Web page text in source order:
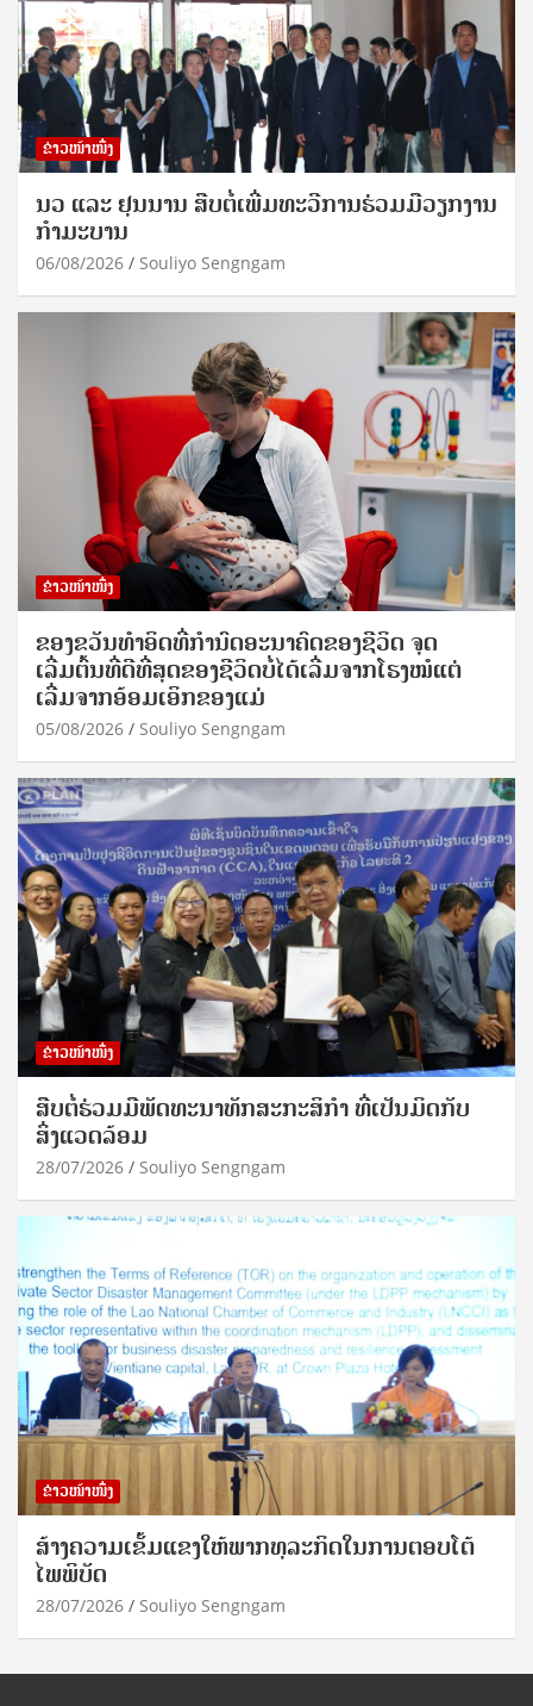
ຂ່າວໜ້າໜຶ່ງ
ນວ ແລະ ຢຸນນານ ສືບຕໍ່ເພີ່ມທະວີການຮ່ວມມືວຽກງານ
ກຳມະບານ
06/08/2026 Souliyo Sengngam
ຂ່າວໜ້າໜຶ່ງ
ຂອງຂວັນທໍາອິດທີ່ກໍານົດອະນາຄົດຂອງຊີວິດ ຈຸດ
ເລີ່ມຕົ້ນທີ່ດີທີ່ສຸດຂອງຊີວິດບໍ່ໄດ້ເລີ່ມຈາກໂຮງໝໍແຕ່
ເລີ່ມຈາກອ້ອມເອິກຂອງແມ່
05/08/2026 Souliyo Sengngam
ຂ່າວໜ້າໜຶ່ງ
ສືບຕໍ່ຮ່ວມມືພັດທະນາທັກສະກະສິກຳ ທີ່ເປັນມິດກັບ
ສິ່ງແວດລ້ອມ
28/07/2026 Souliyo Sengngam
ຂ່າວໜ້າໜຶ່ງ
ສ້າງຄວາມເຂັ້ມແຂງໃຫ້ພາກທຸລະກິດໃນການຕອບໂຕ້
ໄພພິບັດ
28/07/2026 Souliyo Sengngam